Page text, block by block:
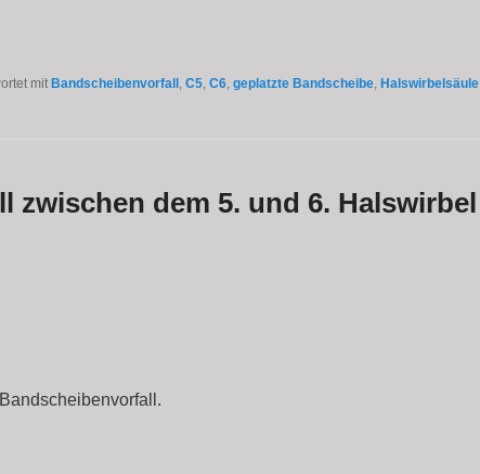
mit Bandscheibenvorfall ,C5 ,C6 ,geplatzte Bandscheibe ,Halswirbelsäule
zwischen dem 5. und 6. Halswirbel